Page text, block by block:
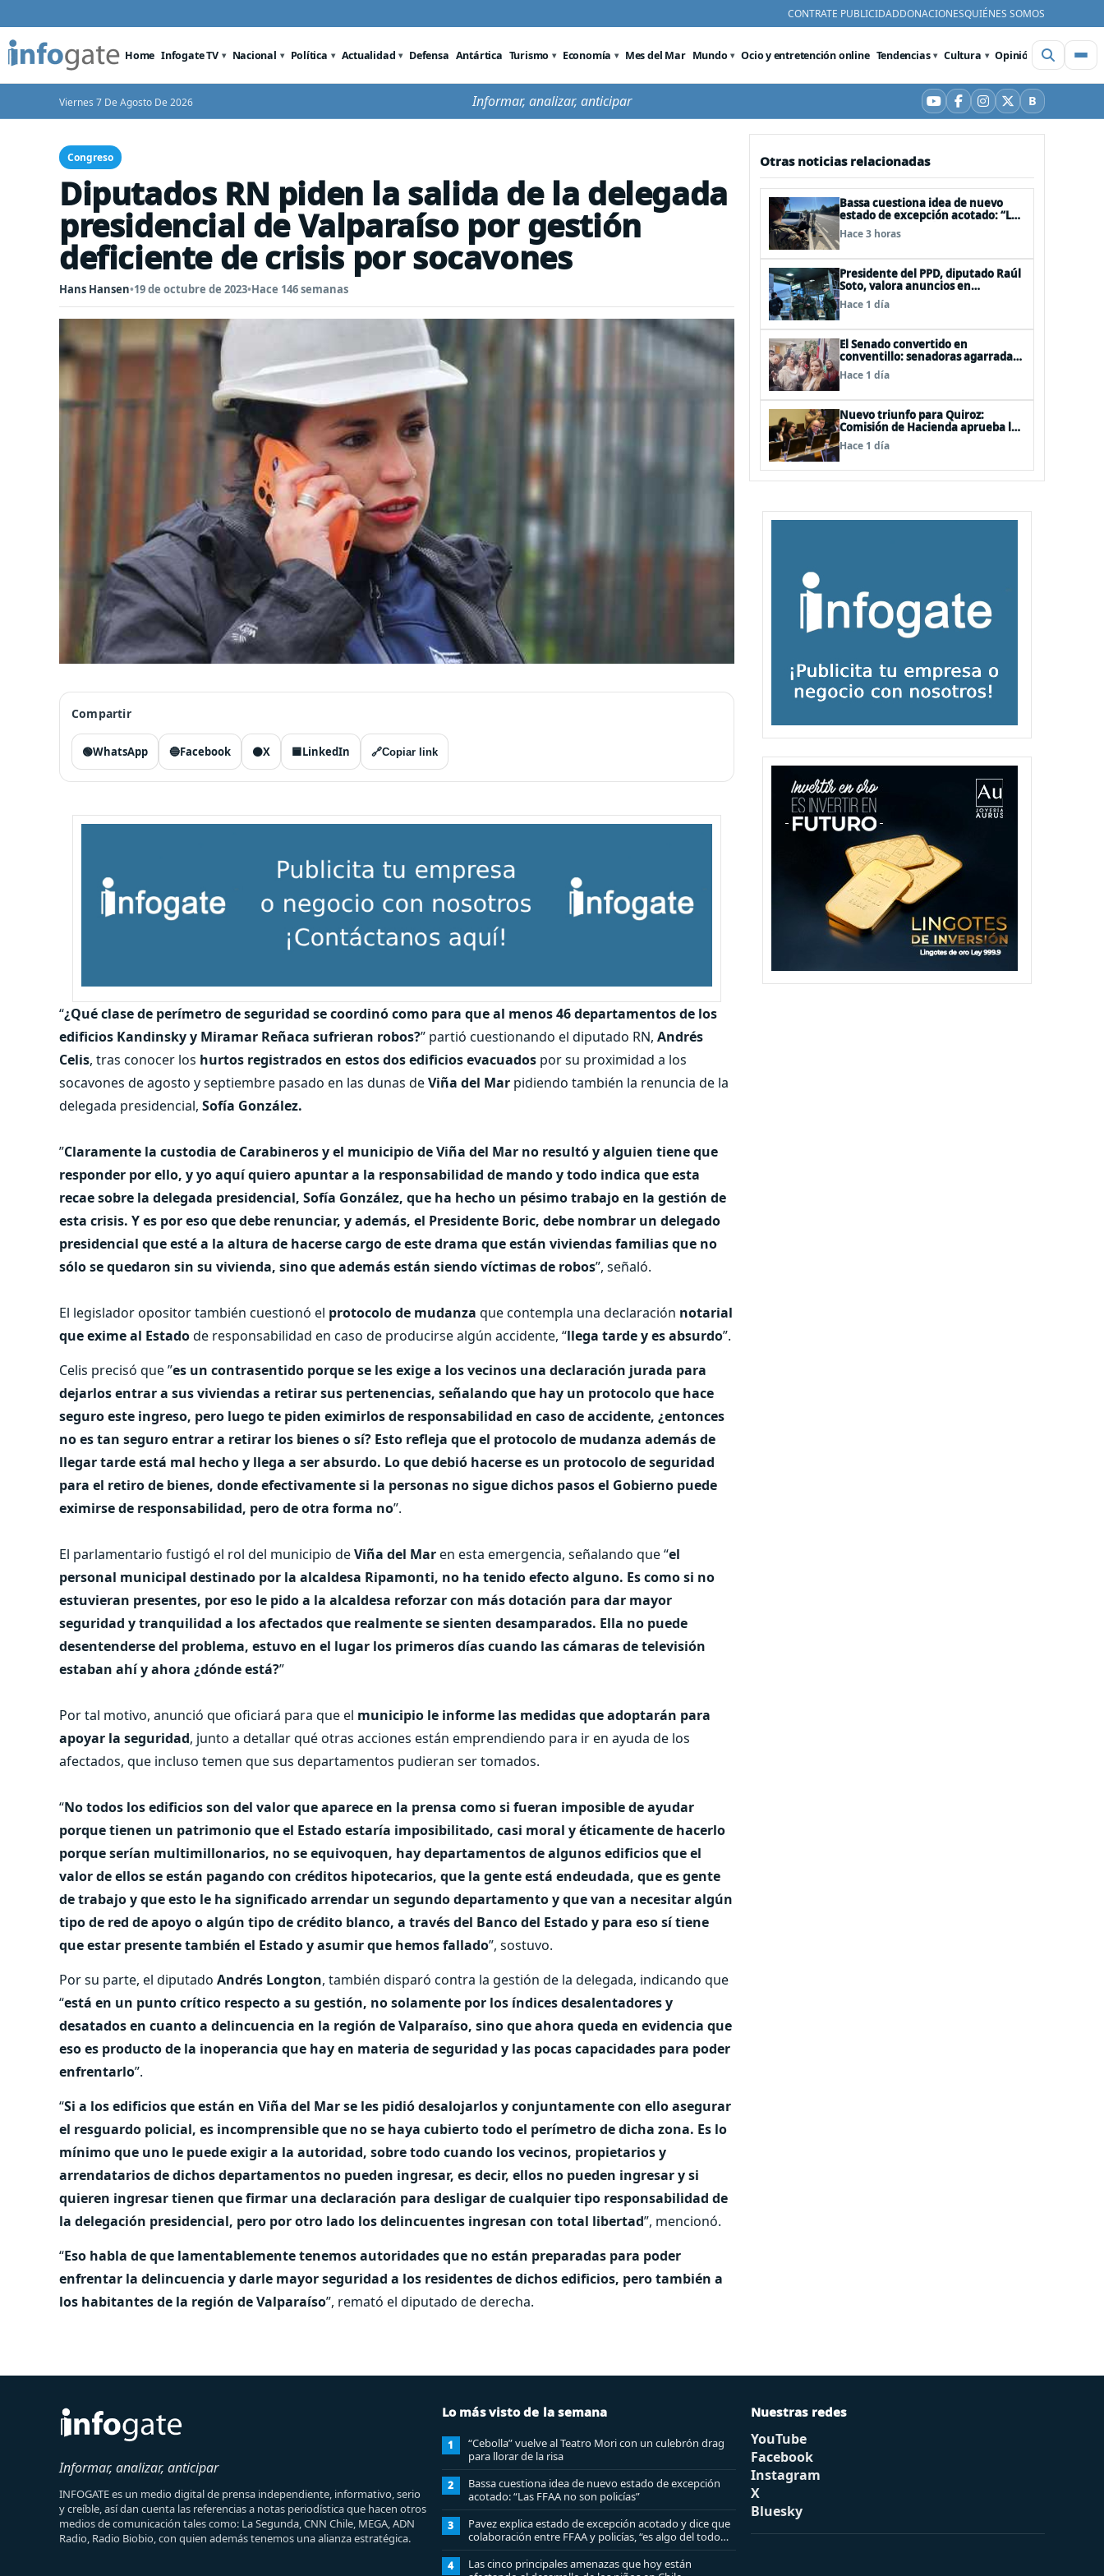
CONTRATE PUBLICIDADDONACIONESQUIÉNES SOMOS
Home Infogate TV Nacional Política Actualidad Defensa Antártica Turismo Economía Mes del Mar Mundo Ocio y entretención online Tendencias Cultura Opinión Videos
Viernes 7 De Agosto De 2026 Informar, analizar, anticipar YouTube
Facebook
Instagram
X BBluesky
Congreso
Diputados RN piden la salida de la delegada
presidencial de Valparaíso por gestión
deficiente de crisis por socavones
Hans Hansen•19 de octubre de 2023•Hace 146 semanas
Compartir
🟢WhatsApp 🔵Facebook ⚫X 🟦LinkedIn 🔗Copiar link
“¿Qué clase de perímetro de seguridad se coordinó como para que al menos 46 departamentos de los
edificios Kandinsky y Miramar Reñaca sufrieran robos?” partió cuestionando el diputado RN, Andrés
Celis, tras conocer los hurtos registrados en estos dos edificios evacuados por su proximidad a los
socavones de agosto y septiembre pasado en las dunas deViña del Mar pidiendo también la renuncia de la
delegada presidencial, Sofía González.
”Claramente la custodia de Carabineros y el municipio de Viña del Mar no resultó y alguien tiene que
responder por ello, y yo aquí quiero apuntar a la responsabilidad de mando y todo indica que esta
recae sobre la delegada presidencial, Sofía González, que ha hecho un pésimo trabajo en la gestión de
esta crisis. Y es por eso que debe renunciar, y además, el Presidente Boric, debe nombrar un delegado
presidencial que esté a la altura de hacerse cargo de este drama que están viviendas familias que no
sólo se quedaron sin su vivienda, sino que además están siendo víctimas de robos”, señaló.
El legislador opositor también cuestionó el protocolo de mudanza que contempla una declaración notarial
que exime al Estadode responsabilidad en caso de producirse algún accidente, “llega tarde y es absurdo”.
Celis precisó que ”es un contrasentido porque se les exige a los vecinos una declaración jurada para
dejarlos entrar a sus viviendas a retirar sus pertenencias, señalando que hay un protocolo que hace
seguro este ingreso, pero luego te piden eximirlos de responsabilidad en caso de accidente, ¿entonces
no es tan seguro entrar a retirar los bienes o sí? Esto refleja que el protocolo de mudanza además de
llegar tarde está mal hecho y llega a ser absurdo. Lo que debió hacerse es un protocolo de seguridad
para el retiro de bienes, donde efectivamente si la personas no sigue dichos pasos el Gobierno puede
eximirse de responsabilidad, pero de otra forma no”.
El parlamentario fustigó el rol del municipio deViña del Maren esta emergencia, señalando que “el
personal municipal destinado por la alcaldesa Ripamonti, no ha tenido efecto alguno. Es como si no
estuvieran presentes, por eso le pido a la alcaldesa reforzar con más dotación para dar mayor
seguridad y tranquilidad a los afectados que realmente se sienten desamparados. Ella no puede
desentenderse del problema, estuvo en el lugar los primeros días cuando las cámaras de televisión
estaban ahí y ahora ¿dónde está?”
Por tal motivo, anunció que oficiará para que el municipio le informe las medidas que adoptarán para
apoyar la seguridad, junto a detallar qué otras acciones están emprendiendo para ir en ayuda de los
afectados, que incluso temen que sus departamentos pudieran ser tomados.
“No todos los edificios son del valor que aparece en la prensa como si fueran imposible de ayudar
porque tienen un patrimonio que el Estado estaría imposibilitado, casi moral y éticamente de hacerlo
porque serían multimillonarios, no se equivoquen, hay departamentos de algunos edificios que el
valor de ellos se están pagando con créditos hipotecarios, que la gente está endeudada, que es gente
de trabajo y que esto le ha significado arrendar un segundo departamento y que van a necesitar algún
tipo de red de apoyo o algún tipo de crédito blanco, a través del Banco del Estado y para eso sí tiene
que estar presente también el Estado y asumir que hemos fallado”, sostuvo.
Por su parte, el diputado Andrés Longton, también disparó contra la gestión de la delegada, indicando que
“está en un punto crítico respecto a su gestión, no solamente por los índices desalentadores y
desatados en cuanto a delincuencia en la región de Valparaíso, sino que ahora queda en evidencia que
eso es producto de la inoperancia que hay en materia de seguridad y las pocas capacidades para poder
enfrentarlo”.
“Si a los edificios que están en Viña del Mar se les pidió desalojarlos y conjuntamente con ello asegurar
el resguardo policial, es incomprensible que no se haya cubierto todo el perímetro de dicha zona. Es lo
mínimo que uno le puede exigir a la autoridad, sobre todo cuando los vecinos, propietarios y
arrendatarios de dichos departamentos no pueden ingresar, es decir, ellos no pueden ingresar y si
quieren ingresar tienen que firmar una declaración para desligar de cualquier tipo responsabilidad de
la delegación presidencial, pero por otro lado los delincuentes ingresan con total libertad”, mencionó.
“Eso habla de que lamentablemente tenemos autoridades que no están preparadas para poder
enfrentar la delincuencia y darle mayor seguridad a los residentes de dichos edificios, pero también a
los habitantes de la región de Valparaíso”, remató el diputado de derecha.
Otras noticias relacionadas
Bassa cuestiona idea de nuevo
estado de excepción acotado: “Las
FFAA no son policías”
Hace 3 horas
Presidente del PPD, diputado Raúl
Soto, valora anuncios en
seguridad pero advierte ausencia
clave: alzamiento del secreto
Hace 1 día
El Senado convertido en
conventillo: senadoras agarradas
de las mechas
Hace 1 día
Nuevo triunfo para Quiroz:
Comisión de Hacienda aprueba los
vetos a la Megarreforma
Hace 1 día
Informar, analizar, anticipar
INFOGATE es un medio digital de prensa independiente, informativo, serio
y creíble, así dan cuenta las referencias a notas periodística que hacen otros
medios de comunicación tales como: La Segunda, CNN Chile, MEGA, ADN
Radio, Radio Biobio, con quien además tenemos una alianza estratégica.
Lo más visto de la semana
1
“Cebolla” vuelve al Teatro Mori con un culebrón drag
para llorar de la risa
2
Bassa cuestiona idea de nuevo estado de excepción
acotado: “Las FFAA no son policías”
3
Pavez explica estado de excepción acotado y dice que
colaboración entre FFAA y policías, “es algo del todo
pertinente analizar”
4
Las cinco principales amenazas que hoy están
Nuestras redes
YouTube
Facebook
Instagram
X
Bluesky